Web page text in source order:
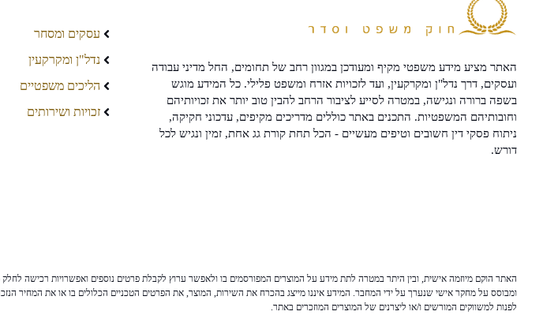
האתר מציע מידע משפטי מקיף ומעודכן במגוון רחב של תחומים, החל מדיני עבודה
ועסקים, דרך נדל"ן ומקרקעין, ועד לזכויות אזרח ומשפט פלילי. כל המידע מוגש
בשפה ברורה ונגישה, במטרה לסייע לציבור הרחב להבין טוב יותר את זכויותיהם
וחובותיהם המשפטיות. התכנים באתר כוללים מדריכים מקיפים, עדכוני חקיקה,
ניתוח פסקי דין חשובים וטיפים מעשיים - הכל תחת קורת גג אחת, זמין ונגיש לכל
דורש.
עסקים ומסחר
נדל"ן ומקרקעין
הליכים משפטיים
זכויות ושירותים
האתר הוקם מיוזמה אישית, ובין היתר במטרה לתת מידע על המוצרים המפורסמים בו ולאפשר ערוץ לקבלת פרטים נוספים ואפשרויות רכישה לחלק
ומבוסס על מחקר אישי שנערך על ידי המחבר. המידע איננו מייצג בהכרח את השירות, המוצר, את הפרטים הטכניים הכלולים בו או את המחיר
לפנות למשווקים המורשים ו/או ליצרנים של המוצרים המוזכרים באתר.